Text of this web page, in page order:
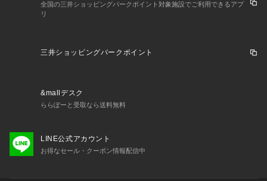
全国の三井ショッピングパークポイント対象施設でご利用できるアプ
リ
三井ショッピングパークポイント
&mallデスク
ららぽーと受取なら送料無料
LINE公式アカウント
お得なセール・クーポン情報配信中